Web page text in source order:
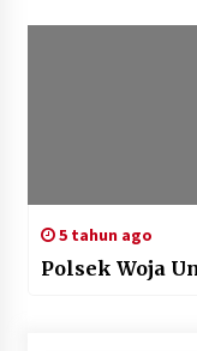
5 tahun ago
Polsek Woja